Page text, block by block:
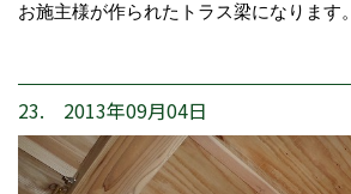
お施主様が作られたトラス梁になります。
23. 2013年09月04日